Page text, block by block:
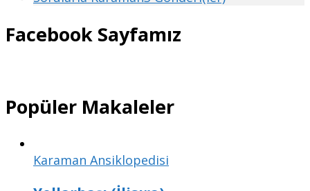
Facebook Sayfamız
Popüler Makaleler
Karaman Ansiklopedisi